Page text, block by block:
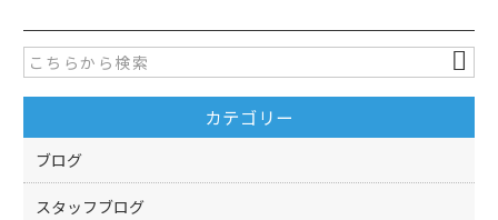
e
b
o
o
k
er
カテゴリー
ブログ
スタッフブログ